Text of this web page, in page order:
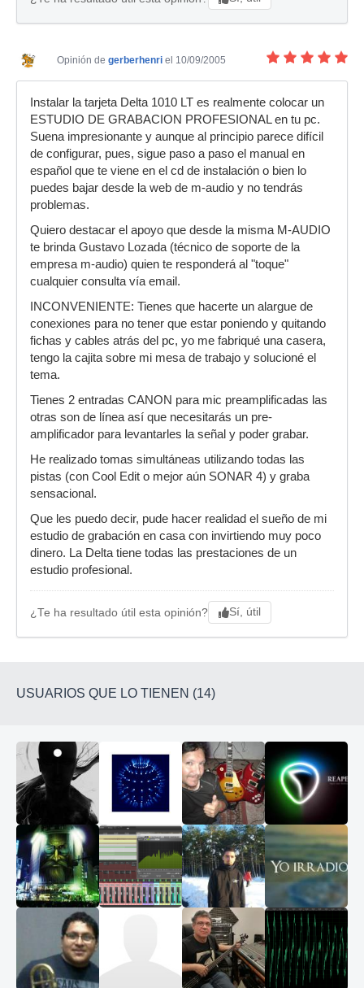
Opinión de gerberhenri el 10/09/2005
Instalar la tarjeta Delta 1010 LT es realmente colocar un
ESTUDIO DE GRABACION PROFESIONAL en tu pc.
Suena impresionante y aunque al principio parece difícil
de configurar, pues, sigue paso a paso el manual en
español que te viene en el cd de instalación o bien lo
puedes bajar desde la web de m-audio y no tendrás
problemas.
Quiero destacar el apoyo que desde la misma M-AUDIO
te brinda Gustavo Lozada (técnico de soporte de la
empresa m-audio) quien te responderá al "toque"
cualquier consulta vía email.
INCONVENIENTE: Tienes que hacerte un alargue de
conexiones para no tener que estar poniendo y quitando
fichas y cables atrás del pc, yo me fabriqué una casera,
tengo la cajita sobre mi mesa de trabajo y solucioné el
tema.
Tienes 2 entradas CANON para mic preamplificadas las
otras son de línea así que necesitarás un pre-
amplificador para levantarles la señal y poder grabar.
He realizado tomas simultáneas utilizando todas las
pistas (con Cool Edit o mejor aún SONAR 4) y graba
sensacional.
Que les puedo decir, pude hacer realidad el sueño de mi
estudio de grabación en casa con invirtiendo muy poco
dinero. La Delta tiene todas las prestaciones de un
estudio profesional.
¿Te ha resultado útil esta opinión? Sí, útil
USUARIOS QUE LO TIENEN (14)